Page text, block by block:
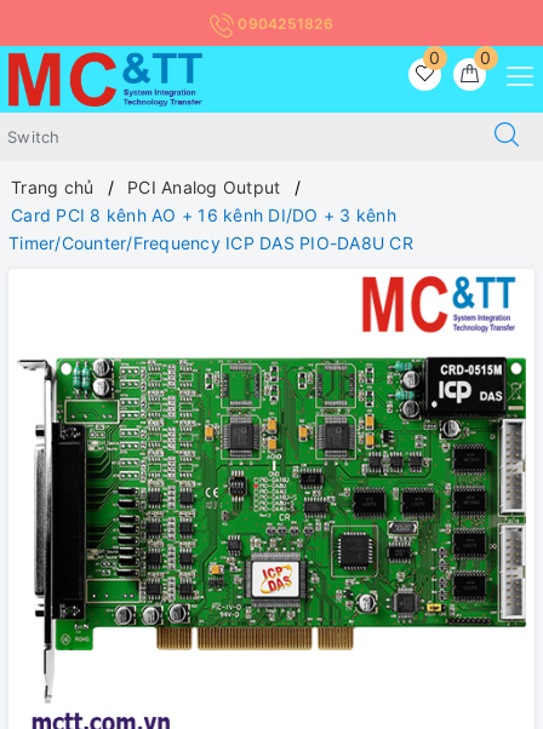
0904251826
0
0
Trang chủ
PCI Analog Output
Card PCI 8 kênh AO + 16 kênh DI/DO + 3 kênh
Timer/Counter/Frequency ICP DAS PIO-DA8U CR